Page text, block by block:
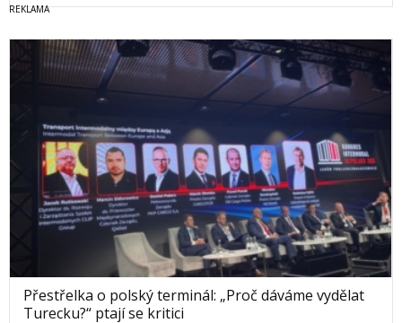
Přestřelka o polský terminál: „Proč dáváme vydělat
Turecku?“ ptají se kritici